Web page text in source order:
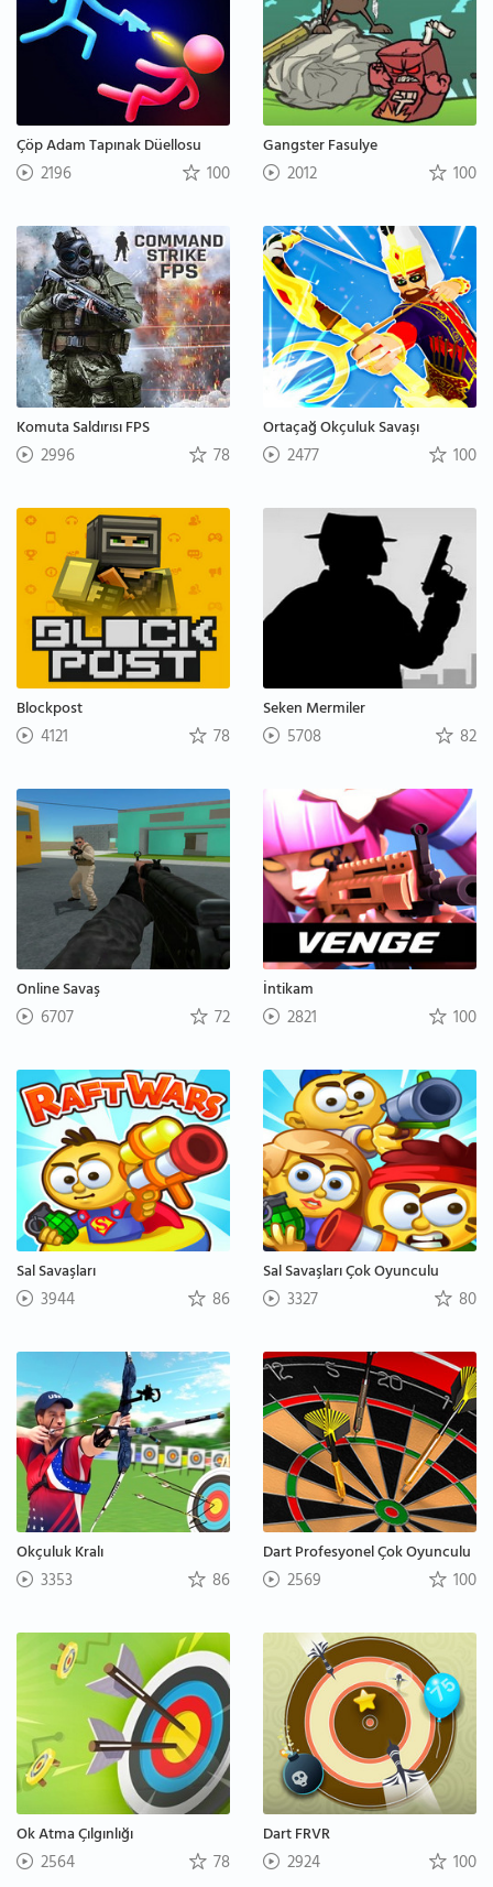
Çöp Adam Tapınak Düellosu
2196 100
Gangster Fasulye
2012 100
Komuta Saldırısı FPS
2996 78
Ortaçağ Okçuluk Savaşı
2477 100
Blockpost
4121 78
Seken Mermiler
5708 82
Online Savaş
6707 72
İntikam
2821 100
Sal Savaşları
3944 86
Sal Savaşları Çok Oyunculu
3327 80
Okçuluk Kralı
3353 86
Dart Profesyonel Çok Oyunculu
2569 100
Ok Atma Çılgınlığı
2564 78
Dart FRVR
2924 100